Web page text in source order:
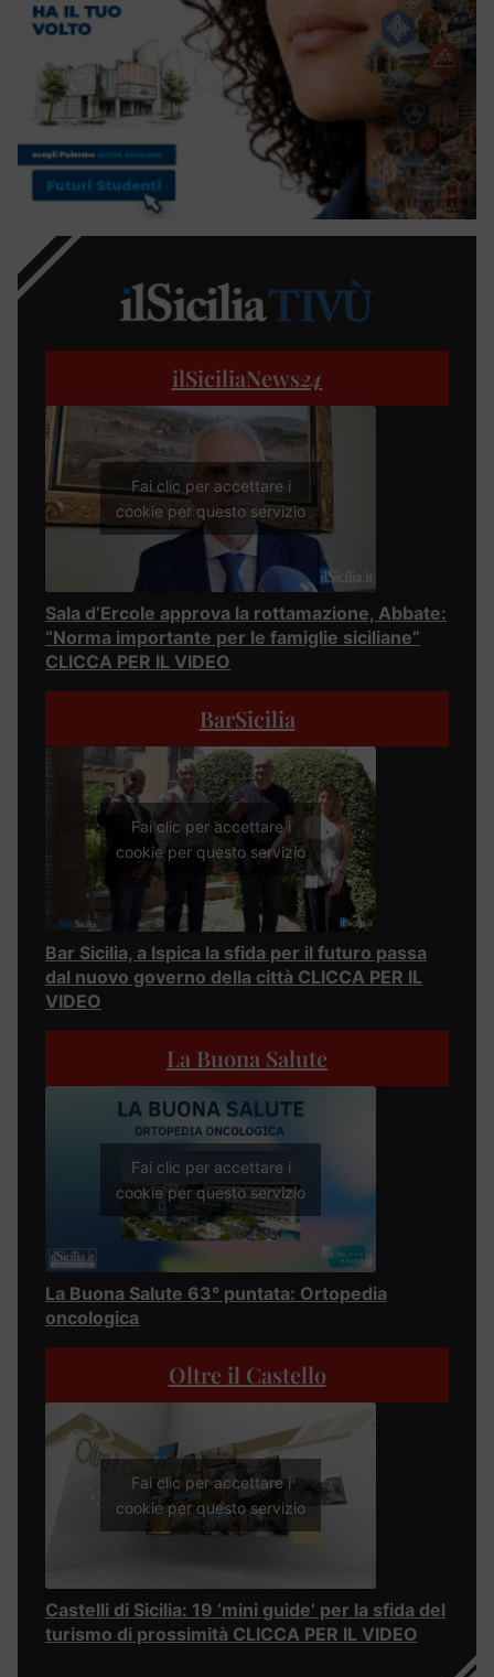
ilSiciliaNews24
Fai clic per accettare i
cookie per questo servizio
Sala d’Ercole approva la rottamazione, Abbate:
“Norma importante per le famiglie siciliane”
CLICCA PER IL VIDEO
BarSicilia
Fai clic per accettare i
cookie per questo servizio
Bar Sicilia, a Ispica la sfida per il futuro passa
dal nuovo governo della città CLICCA PER IL
VIDEO
La Buona Salute
Fai clic per accettare i
cookie per questo servizio
La Buona Salute 63° puntata: Ortopedia
oncologica
Oltre il Castello
Fai clic per accettare i
cookie per questo servizio
Castelli di Sicilia: 19 ‘mini guide’ per la sfida del
turismo di prossimità CLICCA PER IL VIDEO